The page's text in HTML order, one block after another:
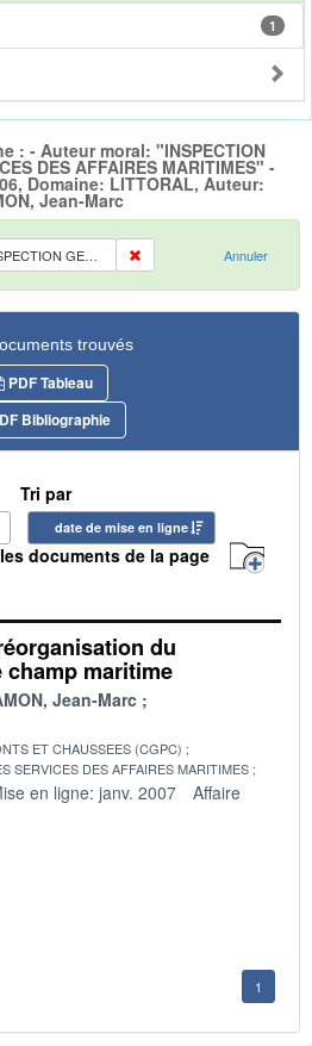
1
: - Auteur moral: "INSPECTION
DES AFFAIRES MARITIMES" -
Domaine: LITTORAL, Auteur:
Jean-Marc
Auteur moral: "INSPECTION GENERALE DES SERVICES DES AFFAIRES MARITIMES" Annuler
trouvés
PDF Tableau
Bibliographie
Tri par
date de mise en ligne
documents de la page
du
maritime
Jean-Marc
ET CHAUSSEES (CGPC)
SERVICES DES AFFAIRES MARITIMES
en ligne: janv. 2007
Affaire
1